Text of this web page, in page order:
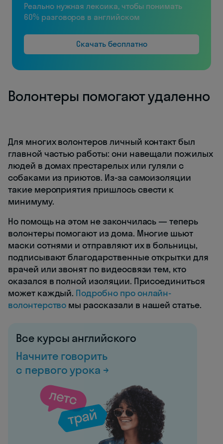
Реально нужная лексика, чтобы понимать
60% разговоров в английском
Скачать бесплатно
Волонтеры помогают удаленно
Для многих волонтеров личный контакт был
главной частью работы: они навещали пожилых
людей в домах престарелых или гуляли с
собаками из приютов. Из-за самоизоляции
такие мероприятия пришлось свести к
минимуму.
Но помощь на этом не закончилась — теперь
волонтеры помогают из дома. Многие шьют
маски сотнями и отправляют их в больницы,
подписывают благодарственные открытки для
врачей или звонят по видеосвязи тем, кто
оказался в полной изоляции. Присоединиться
может каждый. Подробно про онлайн-
волонтерство мы рассказали в нашей статье.
Все курсы английского
Начните говорить
с первого урока →